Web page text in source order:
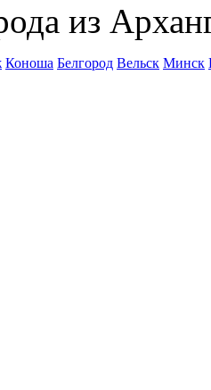
из
Коноша Белгород Вельск Минск